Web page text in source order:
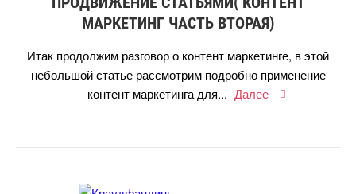
МАРКЕТИНГ ЧАСТЬ ВТОРАЯ)
Итак продолжим разговор о контент маркетинге, в этой
небольшой статье рассмотрим подробно применение
контент маркетинга для... Далее